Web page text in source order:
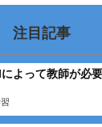
注目記事
よって教師が必